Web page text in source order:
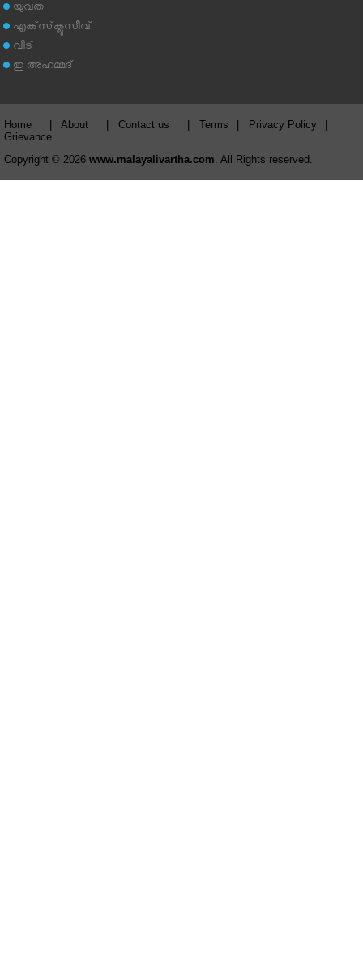
യുവത
എക്‌സ്‌ക്ലൂസീവ്
വീട്
ഇ അഹമ്മദ്‌
Home About Contact us Terms Privacy Policy
Grievance
Copyright © 2026 www.malayalivartha.com . All Rights reserved.